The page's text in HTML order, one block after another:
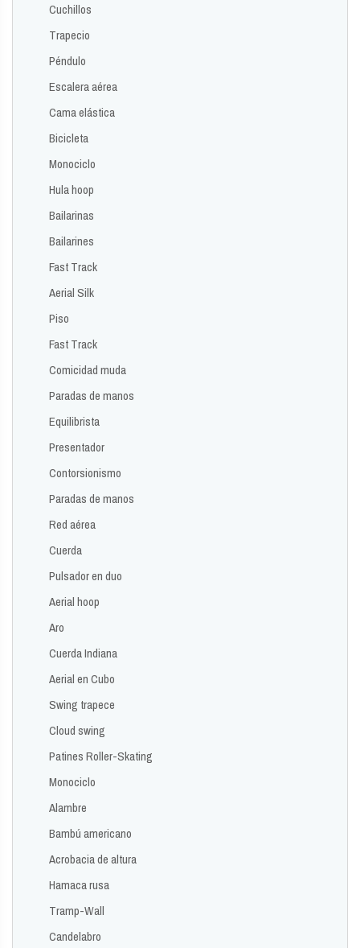
Cuchillos
Trapecio
Péndulo
Escalera aérea
Cama elástica
Bicicleta
Monociclo
Hula hoop
Bailarinas
Bailarines
Fast Track
Aerial Silk
Piso
Fast Track
Comicidad muda
Paradas de manos
Equilibrista
Presentador
Contorsionismo
Paradas de manos
Red aérea
Cuerda
Pulsador en duo
Aerial hoop
Aro
Cuerda Indiana
Aerial en Cubo
Swing trapece
Cloud swing
Patines Roller-Skating
Monociclo
Alambre
Bambú americano
Acrobacia de altura
Hamaca rusa
Tramp-Wall
Candelabro